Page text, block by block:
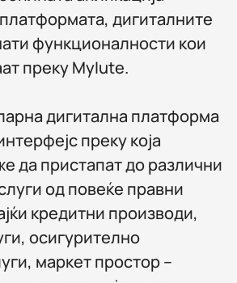
дигиталните
функционалности кои
преку MyIute.
дигитална платформа
преку која
да пристапат до различни
од повеќе правни
кредитни производи,
осигурително
маркет простор –